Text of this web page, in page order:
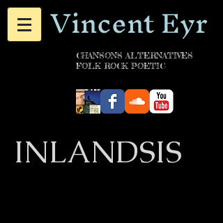
Vincent Eyr
CHANSONS ALTERNATIVES
FOLK ROCK POETIC
INLANDSIS